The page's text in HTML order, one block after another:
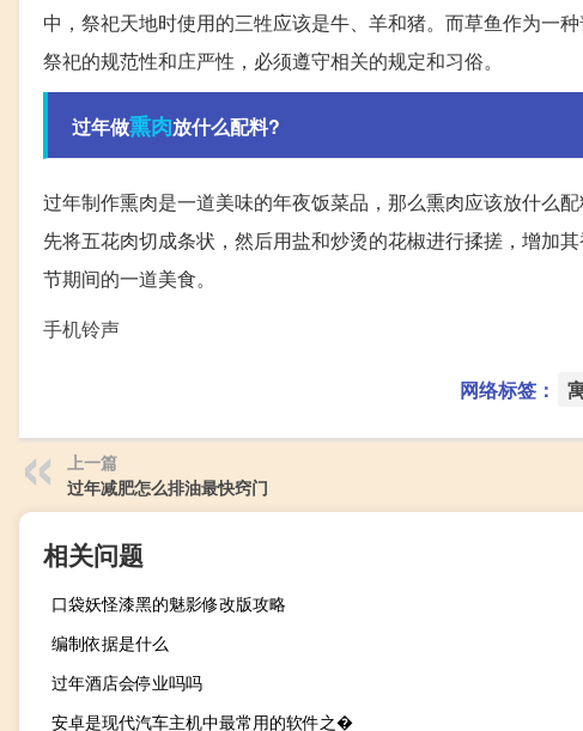
中，祭祀天地时使用的三牲应该是牛、羊和猪。而草鱼作为一
祭祀的规范性和庄严性，必须遵守相关的规定和习俗。
过年做熏肉放什么配料?
过年制作熏肉是一道美味的年夜饭菜品，那么熏肉应该放什么
先将五花肉切成条状，然后用盐和炒烫的花椒进行揉搓，增加
节期间的一道美食。
手机铃声
网络标签：
上一篇
过年减肥怎么排油最快窍门
相关问题
口袋妖怪漆黑的魅影修改版攻略
编制依据是什么
过年酒店会停业吗吗
安卓是现代汽车主机中最常用的软件之�